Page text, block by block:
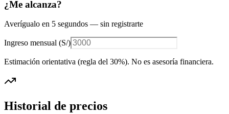
¿Me alcanza?
Averígualo en 5 segundos — sin registrarte
Ingreso mensual (S/)
Estimación orientativa (regla del 30%). No es asesoría financiera.
Historial de precios